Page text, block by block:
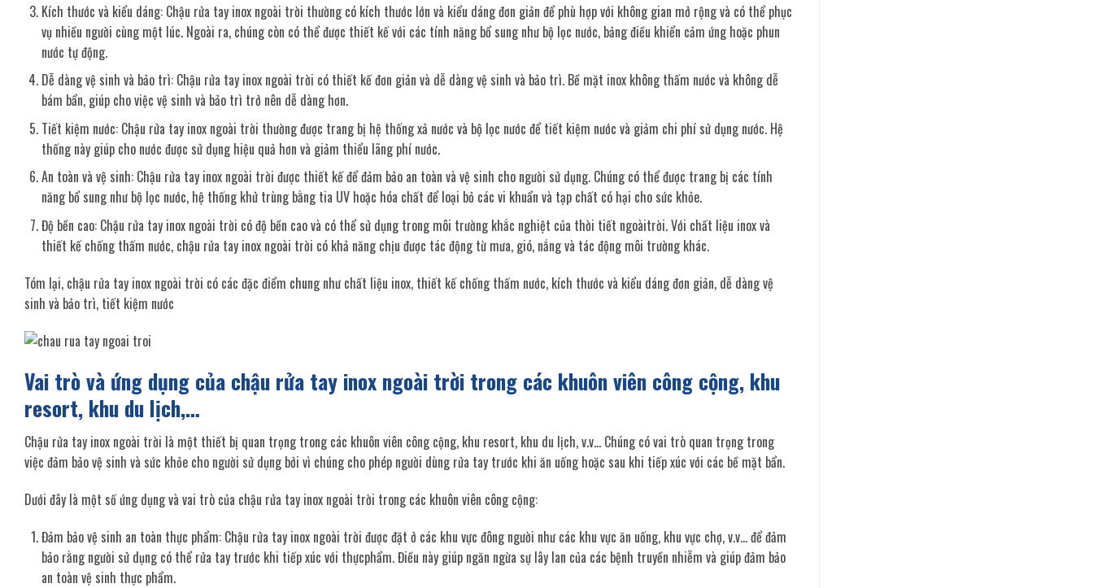
Kích thước và kiểu dáng: Chậu rửa tay inox ngoài trời thường có kích thước lớn và kiểu dáng đơn giản để phù hợp với không gian mở rộng và có thể phục
vụ nhiều người cùng một lúc. Ngoài ra, chúng còn có thể được thiết kế với các tính năng bổ sung như bộ lọc nước, bảng điều khiển cảm ứng hoặc phun
nước tự động.
Dễ dàng vệ sinh và bảo trì: Chậu rửa tay inox ngoài trời có thiết kế đơn giản và dễ dàng vệ sinh và bảo trì. Bề mặt inox không thấm nước và không dễ
bám bẩn, giúp cho việc vệ sinh và bảo trì trở nên dễ dàng hơn.
Tiết kiệm nước: Chậu rửa tay inox ngoài trời thường được trang bị hệ thống xả nước và bộ lọc nước để tiết kiệm nước và giảm chi phí sử dụng nước. Hệ
thống này giúp cho nước được sử dụng hiệu quả hơn và giảm thiểu lãng phí nước.
An toàn và vệ sinh: Chậu rửa tay inox ngoài trời được thiết kế để đảm bảo an toàn và vệ sinh cho người sử dụng. Chúng có thể được trang bị các tính
năng bổ sung như bộ lọc nước, hệ thống khử trùng bằng tia UV hoặc hóa chất để loại bỏ các vi khuẩn và tạp chất có hại cho sức khỏe.
Độ bền cao: Chậu rửa tay inox ngoài trời có độ bền cao và có thể sử dụng trong môi trường khắc nghiệt của thời tiết ngoàitrời. Với chất liệu inox và
thiết kế chống thấm nước, chậu rửa tay inox ngoài trời có khả năng chịu được tác động từ mưa, gió, nắng và tác động môi trường khác.
Tóm lại, chậu rửa tay inox ngoài trời có các đặc điểm chung như chất liệu inox, thiết kế chống thấm nước, kích thước và kiểu dáng đơn giản, dễ dàng vệ
sinh và bảo trì, tiết kiệm nước
Vai trò và ứng dụng của chậu rửa tay inox ngoài trời trong các khuôn viên công cộng, khu
resort, khu du lịch,…
Chậu rửa tay inox ngoài trời là một thiết bị quan trọng trong các khuôn viên công cộng, khu resort, khu du lịch, v.v… Chúng có vai trò quan trọng trong
việc đảm bảo vệ sinh và sức khỏe cho người sử dụng bởi vì chúng cho phép người dùng rửa tay trước khi ăn uống hoặc sau khi tiếp xúc với các bề mặt bẩn.
Dưới đây là một số ứng dụng và vai trò của chậu rửa tay inox ngoài trời trong các khuôn viên công cộng:
Đảm bảo vệ sinh an toàn thực phẩm: Chậu rửa tay inox ngoài trời được đặt ở các khu vực đông người như các khu vực ăn uống, khu vực chợ, v.v… để đảm
bảo rằng người sử dụng có thể rửa tay trước khi tiếp xúc với thựcphẩm. Điều này giúp ngăn ngừa sự lây lan của các bệnh truyền nhiễm và giúp đảm bảo
an toàn vệ sinh thực phẩm.